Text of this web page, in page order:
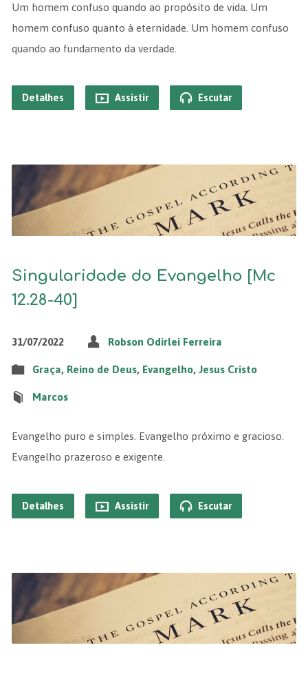
Um homem confuso quando ao propósito de vida. Um
homem confuso quanto à eternidade. Um homem confuso
quando ao fundamento da verdade.
Detalhes Assistir Escutar
Singularidade do Evangelho [Mc
12.28-40]
31/07/2022 Robson Odirlei Ferreira
Graça, Reino de Deus, Evangelho, Jesus Cristo
Marcos
Evangelho puro e simples. Evangelho próximo e gracioso.
Evangelho prazeroso e exigente.
Detalhes Assistir Escutar